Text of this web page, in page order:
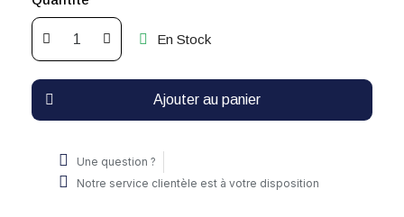
En Stock
Ajouter au panier
Une question ?
Notre service clientèle est à votre disposition